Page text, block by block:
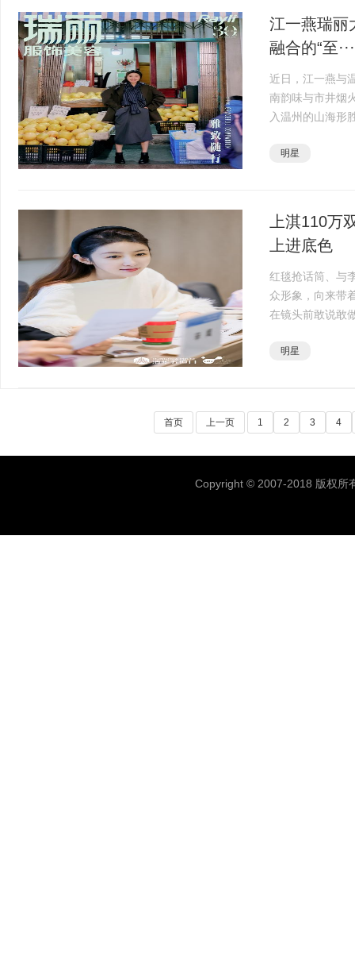
江一燕瑞丽
融合的“至···
近日，江一燕与
南韵味与市井烟
入温州的山海形
象，而是成为连
明星
上淇110万
上进底色
红毯抢话筒、与
众形象，向来带
在镜头前敢说敢
明星
首页 上一页 1 2 3 4
Copyright © 2007-2018 版权所